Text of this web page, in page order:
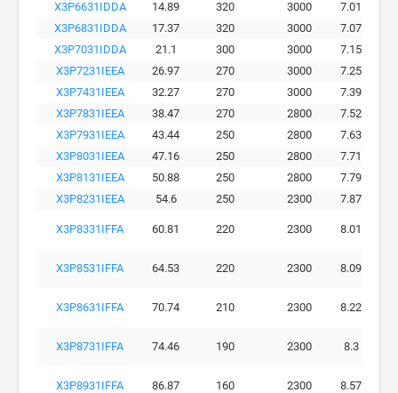
X3P6631IDDA 14.89 320 3000 7.01
X3P6831IDDA
17.37 320 3000 7.07
X3P7031IDDA
21.1 300 3000 7.15
X3P7231IEEA
26.97 270 3000 7.25
X3P7431IEEA
32.27 270 3000 7.39
X3P7831IEEA
38.47 270 2800 7.52
X3P7931IEEA
43.44 250 2800 7.63
X3P8031IEEA
47.16 250 2800 7.71
X3P8131IEEA
50.88 250 2800 7.79
X3P8231IEEA
54.6 250 2300 7.87
X3P8331IFFA 60.81 220 2300 8.01
X3P8531IFFA 64.53 220 2300 8.09
X3P8631IFFA 70.74 210 2300 8.22
X3P8731IFFA 74.46 190 2300 8.3
X3P8931IFFA 86.87 160 2300 8.57